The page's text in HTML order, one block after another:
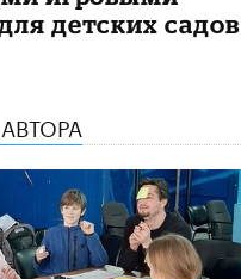
детских садов